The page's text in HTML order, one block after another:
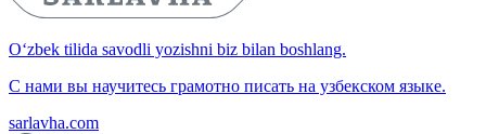
O‘zbek tilida savodli yozishni biz bilan boshlang.
С нами вы научитесь грамотно писать на узбекском языке.
sarlavha.com